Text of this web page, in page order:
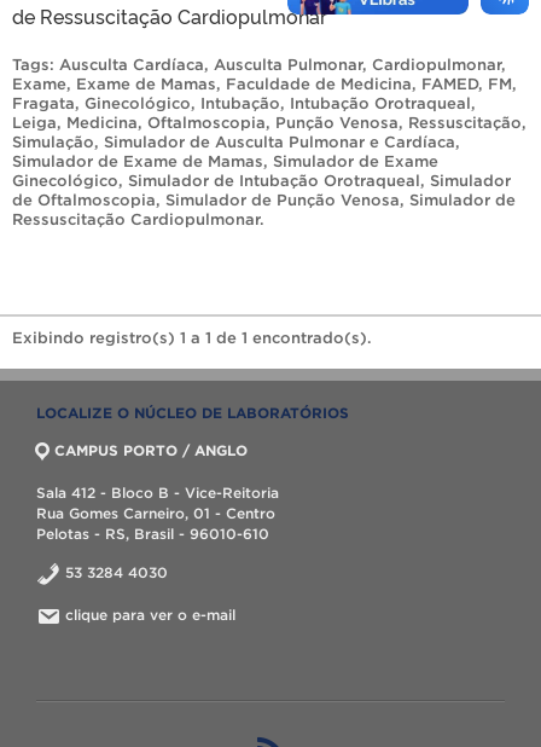
de Ressuscitação Cardiopulmonar
Tags: Ausculta Cardíaca, Ausculta Pulmonar, Cardiopulmonar,
Exame, Exame de Mamas, Faculdade de Medicina, FAMED, FM,
Fragata, Ginecológico, Intubação, Intubação Orotraqueal,
Leiga, Medicina, Oftalmoscopia, Punção Venosa, Ressuscitação,
Simulação, Simulador de Ausculta Pulmonar e Cardíaca,
Simulador de Exame de Mamas, Simulador de Exame
Ginecológico, Simulador de Intubação Orotraqueal, Simulador
de Oftalmoscopia, Simulador de Punção Venosa, Simulador de
Ressuscitação Cardiopulmonar.
Exibindo registro(s) 1 a 1 de 1 encontrado(s).
LOCALIZE O NÚCLEO DE LABORATÓRIOS
CAMPUS PORTO / ANGLO
Sala 412 - Bloco B - Vice-Reitoria
Rua Gomes Carneiro, 01 - Centro
Pelotas - RS, Brasil - 96010-610
53 3284 4030
clique para ver o e-mail